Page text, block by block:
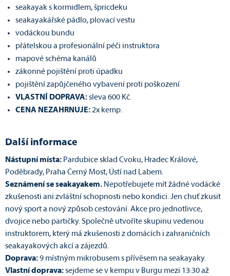
seakayak s kormidlem, špricdeku
seakayakářské pádlo, plovací vestu
vodáckou bundu
přátelskou a profesionální péči instruktora
mapové schéma kanálů
zákonné pojištění proti úpadku
pojištění zapůjčeného vybavení proti poškození
VLASTNÍ DOPRAVA:sleva 600 Kč.
CENA NEZAHRNUJE:2x kemp.
Další informace
Nástupní místa: Pardubice sklad Cvoku, Hradec Králové,
Poděbrady, Praha Černý Most, Ústí nad Labem.
Seznámení se seakayakem. Nepotřebujete mít žádné vodácké
zkušenosti ani zvláštní schopnosti nebo kondici. Jen chuť zkusit
nový sport a nový způsob cestování. Akce pro jednotlivce,
dvojice nebo partičky. Společně utvoříte skupinu vedenou
instruktorem, který má zkušenosti z domácích i zahraničních
seakayakových akcí a zájezdů.
Doprava:9 místným mikrobusem s přívěsem na seakayaky.
Vlastní doprava:sejdeme se v kempu v Burgu mezi 13:30 až